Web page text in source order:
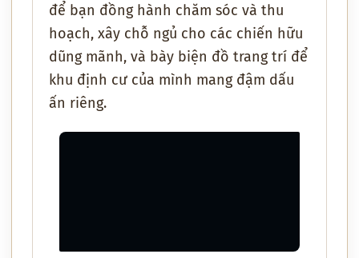
để bạn đồng hành chăm sóc và thu
hoạch, xây chỗ ngủ cho các chiến hữu
dũng mãnh, và bày biện đồ trang trí để
khu định cư của mình mang đậm dấu
ấn riêng.